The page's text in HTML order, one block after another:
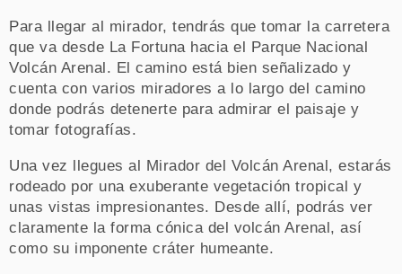
Para llegar al mirador, tendrás que tomar la carretera
que va desde La Fortuna hacia el Parque Nacional
Volcán Arenal. El camino está bien señalizado y
cuenta con varios miradores a lo largo del camino
donde podrás detenerte para admirar el paisaje y
tomar fotografías.
Una vez llegues al Mirador del Volcán Arenal, estarás
rodeado por una exuberante vegetación tropical y
unas vistas impresionantes. Desde allí, podrás ver
claramente la forma cónica del volcán Arenal, así
como su imponente cráter humeante.